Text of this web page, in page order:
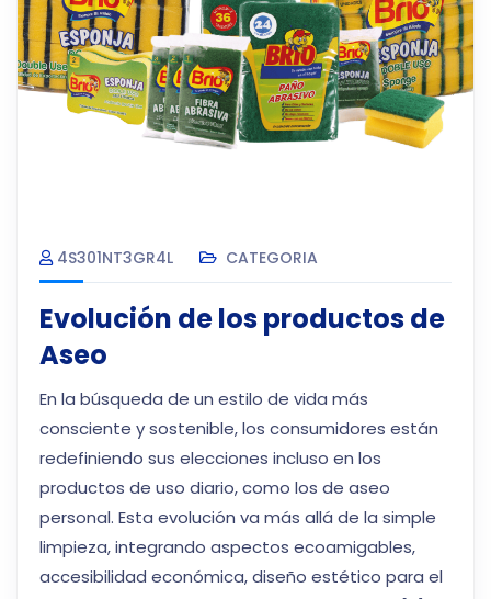
4S301NT3GR4L CATEGORIA
Evolución de los productos de
Aseo
En la búsqueda de un estilo de vida más
consciente y sostenible, los consumidores están
redefiniendo sus elecciones incluso en los
productos de uso diario, como los de aseo
personal. Esta evolución va más allá de la simple
limpieza, integrando aspectos ecoamigables,
accesibilidad económica, diseño estético para el